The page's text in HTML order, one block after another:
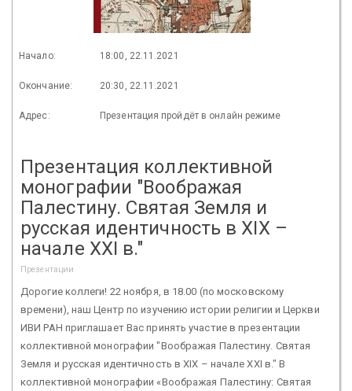
Начало: 18:00, 22.11.2021
Окончание: 20:30, 22.11.2021
Адрес: Презентация пройдёт в онлайн режиме
Презентация коллективной
монографии "Воображая
Палестину. Святая Земля и
русская идентичность в XIX –
начале XXI в."
Презентации
Дорогие коллеги! 22 ноября, в 18.00 (по московскому
времени), наш Центр по изучению истории религии и Церкви
ИВИ РАН приглашает Вас принять участие в презентации
коллективной монографии "Воображая Палестину. Святая
Земля и русская идентичность в XIX – начале XXI в." В
коллективной монографии «Воображая Палестину: Святая